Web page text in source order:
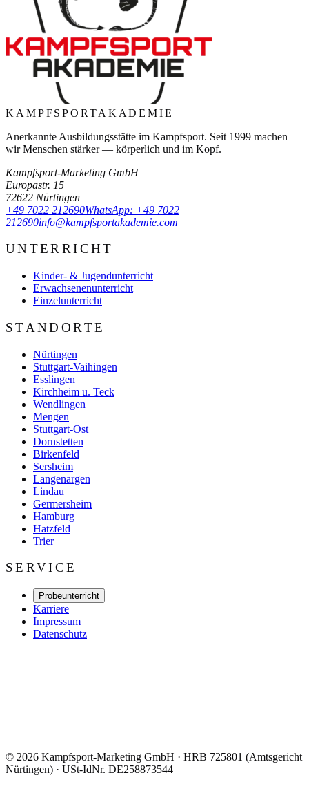
KAMPFSPORTAKADEMIE
Anerkannte Ausbildungsstätte im Kampfsport. Seit 1999 machen
wir Menschen stärker — körperlich und im Kopf.
Kampfsport-Marketing GmbH
Europastr. 15
72622 Nürtingen
+49 7022 212690WhatsApp: +49 7022
212690info@kampfsportakademie.com
UNTERRICHT
Kinder- & Jugendunterricht
Erwachsenenunterricht
Einzelunterricht
STANDORTE
Nürtingen
Stuttgart-Vaihingen
Esslingen
Kirchheim u. Teck
Wendlingen
Mengen
Stuttgart-Ost
Dornstetten
Birkenfeld
Sersheim
Langenargen
Lindau
Germersheim
Hamburg
Hatzfeld
Trier
SERVICE
Probeunterricht
Karriere
Impressum
Datenschutz
© 2026 Kampfsport-Marketing GmbH · HRB 725801 (Amtsgericht
Nürtingen) · USt-IdNr. DE258873544